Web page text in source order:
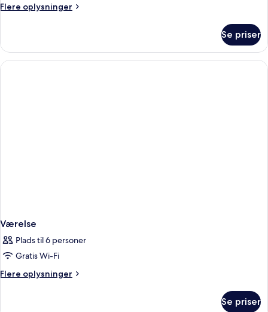
Flere oplysninger
Flere
Se priser
Værelse
Plads til 6 personer
Gratis Wi-Fi
Flere oplysninger
Flere
Se priser